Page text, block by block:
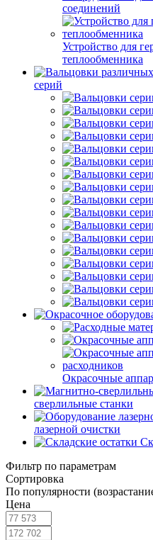
соединений
Устройство для
теплообменника
серий
Окрасочные
сверлильные станки
лазерной очистки
Фильтр по параметрам
Сортировка
По популярности
Цена